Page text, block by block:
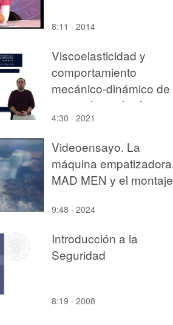
8:11 · 2014
Viscoelasticidad y
comportamiento
mecánico-dinámico de
materiales poliméricos.
Modelización:
viscoelásticos en
condiciones dinámicas
4:30 · 2021
Videoensayo. La
máquina
MAD MEN y el montaje
9:48 · 2024
Introducción a la
Seguridad
8:19 · 2008